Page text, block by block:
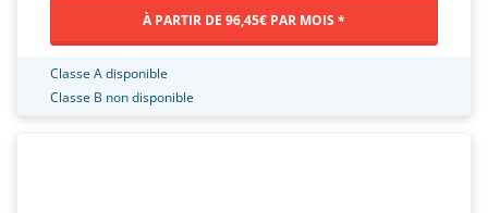
À PARTIR DE 96,45€ PAR MOIS *
Classe A disponible
Classe B non disponible